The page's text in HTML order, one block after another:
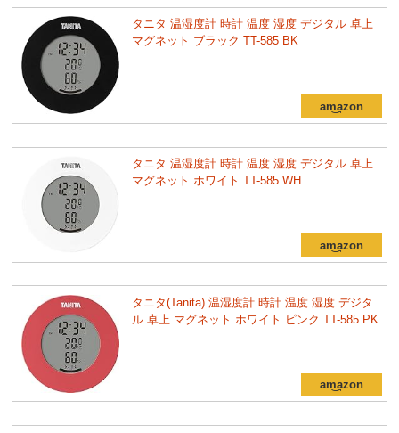
タニタ 温湿度計 時計 温度 湿度 デジタル 卓上
マグネット ブラック TT-585 BK
タニタ 温湿度計 時計 温度 湿度 デジタル 卓上
マグネット ホワイト TT-585 WH
タニタ(Tanita) 温湿度計 時計 温度 湿度 デジタ
ル 卓上 マグネット ホワイト ピンク TT-585 PK